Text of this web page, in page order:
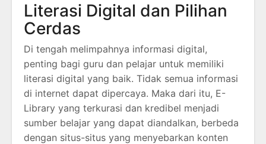
Literasi Digital dan Pilihan
Cerdas
Di tengah melimpahnya informasi digital,
penting bagi guru dan pelajar untuk memiliki
literasi digital yang baik. Tidak semua informasi
di internet dapat dipercaya. Maka dari itu, E-
Library yang terkurasi dan kredibel menjadi
sumber belajar yang dapat diandalkan, berbeda
dengan situs-situs yang menyebarkan konten